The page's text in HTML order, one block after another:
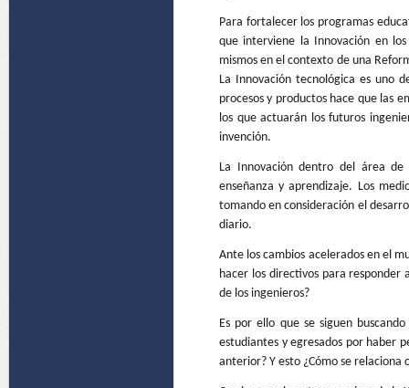
Para fortalecer los programas
que interviene la Innovación en
mismos en el contexto de una
La Innovación tecnológica es uno
procesos y productos hace que las
los que actuarán los futuros
invención.
La Innovación dentro del área de
enseñanza y aprendizaje. Los
tomando en consideración el
diario.
Ante los cambios acelerados en el
hacer los directivos para responder
de los ingenieros?
Es por ello que se siguen
estudiantes y egresados por haber
anterior? Y esto ¿Cómo se relaciona